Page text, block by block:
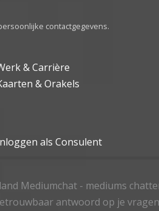
contactgegevens.
& Carrière
& Orakels
als Consulent
Mediumchat - mediums
antwoord op je